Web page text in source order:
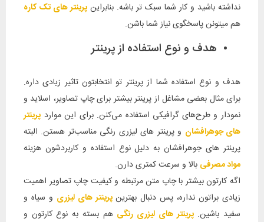
نداشته باشید و کار شما سبک تر باشه. بنابراین پرینتر های تک کاره
هم میتونن پاسخگوی نیاز شما باشن.
هدف و نوع استفاده از پرینتر
هدف و نوع استفاده شما از پرینتر تو انتخابتون تاثیر زیادی داره.
برای مثال بعضی مشاغل از پرینتر بیشتر برای چاپ تصاویر، اسلاید و
نمودار و طرح‌های گرافیکی استفاده می‌کنن. برای این موارد پرینتر
های جوهرافشان و پرینتر های لیزری رنگی مناسب‌تر هستن. البته
پرینتر های جوهرافشان به دلیل نوع استفاده و کاربردشون هزینه
مواد مصرفی بالا و سرعت کمتری دارن.
اگه کارتون بیشتر با چاپ متن مرتبطه و کیفیت چاپ تصاویر اهمیت
زیادی براتون نداره، پس دنبال بهترینپرینتر های لیزری و سیاه و
سفید باشین.پرینتر های لیزری رنگی هم بسته به نوع کارتون و